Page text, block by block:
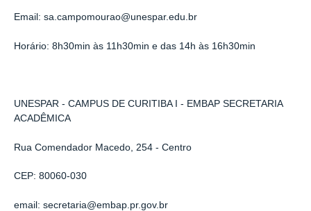
Email: sa.campomourao@unespar.edu.br
Horário: 8h30min às 11h30min e das 14h às 16h30min
UNESPAR - CAMPUS DE CURITIBA I - EMBAP SECRETARIA
ACADÊMICA
Rua Comendador Macedo, 254 - Centro
CEP: 80060-030
email: secretaria@embap.pr.gov.br